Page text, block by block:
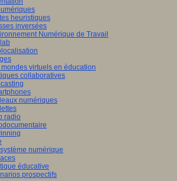
heuristiques
inversées
Numérique de Travail
mondes virtuels en éducation
collaboratives
numériques
radio
numérique
éducative
prospectifs